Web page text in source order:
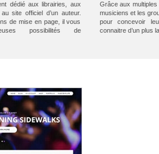
dédié aux librairies, aux
site officiel d’un auteur.
de mise en page, il vous
possibilités de
Grâce aux
musiciens et les
pour concevoir
connaitre d’un plus